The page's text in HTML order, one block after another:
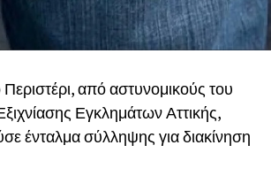
από αστυνομικούς του
Εγκλημάτων Αττικής,
ένταλμα σύλληψης για διακίνηση